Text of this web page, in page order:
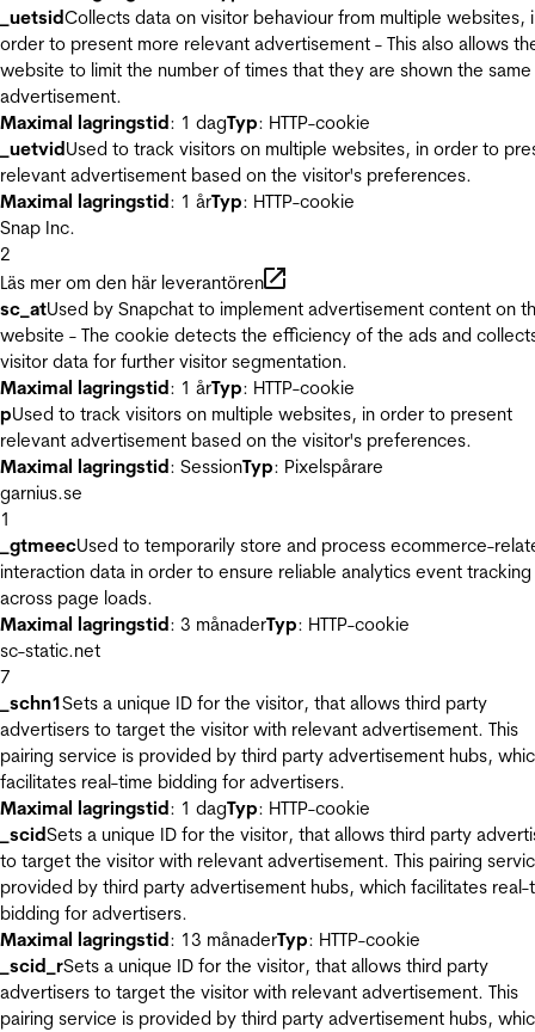
_uetsidCollects data on visitor behaviour from multiple websites,
order to present more relevant advertisement - This also allows
website to limit the number of times that they are shown the same
advertisement.
Maximal lagringstid: 1 dagTyp: HTTP-cookie
_uetvidUsed to track visitors on multiple websites, in order to
relevant advertisement based on the visitor's preferences.
Maximal lagringstid: 1 årTyp: HTTP-cookie
Snap Inc.
2
Läs mer om den här leverantören
sc_atUsed by Snapchat to implement advertisement content on
website - The cookie detects the efficiency of the ads and
visitor data for further visitor segmentation.
Maximal lagringstid: 1 årTyp: HTTP-cookie
pUsed to track visitors on multiple websites, in order to present
relevant advertisement based on the visitor's preferences.
Maximal lagringstid: SessionTyp: Pixelspårare
garnius.se
1
_gtmeecUsed to temporarily store and process ecommerce-
interaction data in order to ensure reliable analytics event tracking
across page loads.
Maximal lagringstid: 3 månaderTyp: HTTP-cookie
sc-static.net
7
_schn1Sets a unique ID for the visitor, that allows third party
advertisers to target the visitor with relevant advertisement. This
pairing service is provided by third party advertisement hubs,
facilitates real-time bidding for advertisers.
Maximal lagringstid: 1 dagTyp: HTTP-cookie
_scidSets a unique ID for the visitor, that allows third party
to target the visitor with relevant advertisement. This pairing
provided by third party advertisement hubs, which facilitates real-
bidding for advertisers.
Maximal lagringstid: 13 månaderTyp: HTTP-cookie
_scid_rSets a unique ID for the visitor, that allows third party
advertisers to target the visitor with relevant advertisement. This
pairing service is provided by third party advertisement hubs,